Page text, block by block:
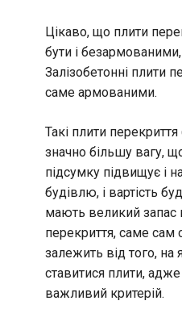
Цікаво, що плити
бути і
Залізобетонні плити
саме армованими.
Такі плити
значно більшу вагу,
підсумку підвищує і
будівлю, і вартість
мають великий запас
перекриття, саме сам
залежить від того, на
ставитися плити,
важливий критерій.